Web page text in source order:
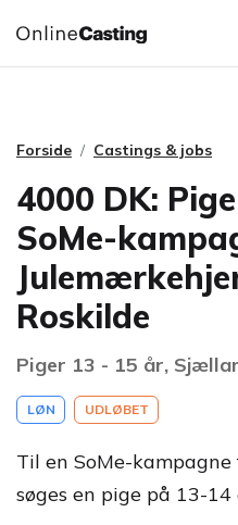
CASTINGS &
Forside Castings & jobs
4000 DK:
SoMe-
Roskilde
Piger 13 - 15 år,
LØN UDLØBET
Til en SoMe-
søges en pige på 13-